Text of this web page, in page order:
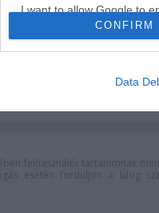
I want to allow Google to
CONFIRM
Data
A Madách Színház zárt
mellett is közel 6000